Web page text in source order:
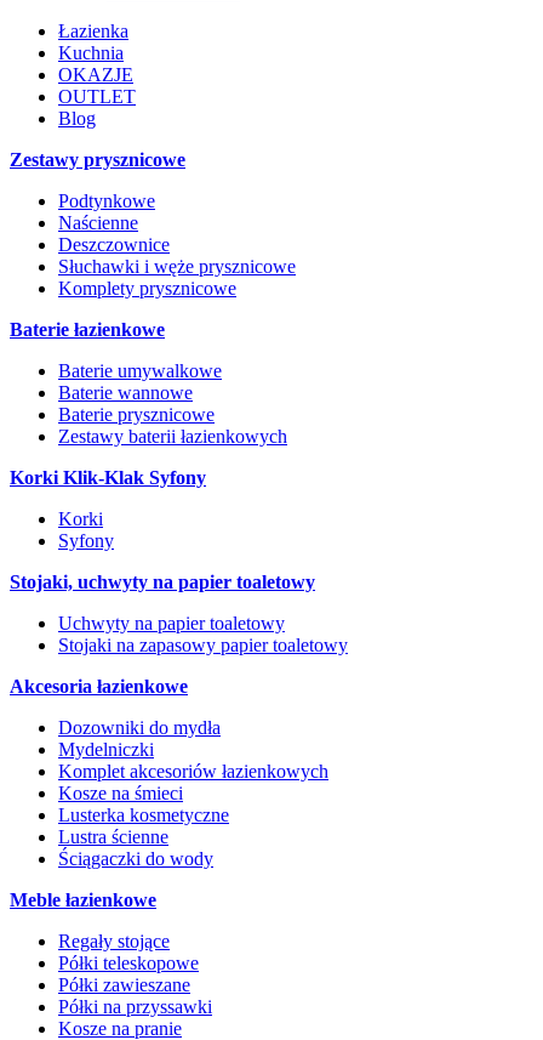
Łazienka
Kuchnia
OKAZJE
OUTLET
Blog
Zestawy prysznicowe
Podtynkowe
Naścienne
Deszczownice
Słuchawki i węże prysznicowe
Komplety prysznicowe
Baterie łazienkowe
Baterie umywalkowe
Baterie wannowe
Baterie prysznicowe
Zestawy baterii łazienkowych
Korki Klik-Klak Syfony
Korki
Syfony
Stojaki, uchwyty na papier toaletowy
Uchwyty na papier toaletowy
Stojaki na zapasowy papier toaletowy
Akcesoria łazienkowe
Dozowniki do mydła
Mydelniczki
Komplet akcesoriów łazienkowych
Kosze na śmieci
Lusterka kosmetyczne
Lustra ścienne
Ściągaczki do wody
Meble łazienkowe
Regały stojące
Półki teleskopowe
Półki zawieszane
Półki na przyssawki
Kosze na pranie